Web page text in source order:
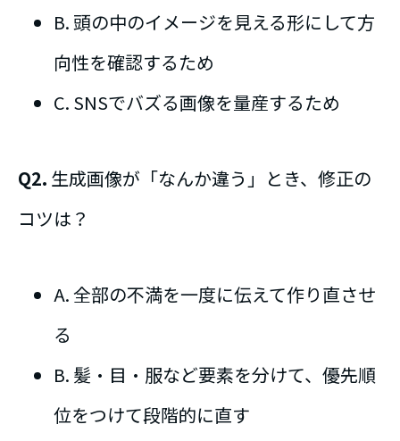
B. 頭の中のイメージを見える形にして方
向性を確認するため
C. SNSでバズる画像を量産するため
Q2. 生成画像が「なんか違う」とき、修正の
コツは？
A. 全部の不満を一度に伝えて作り直させ
る
B. 髪・目・服など要素を分けて、優先順
位をつけて段階的に直す